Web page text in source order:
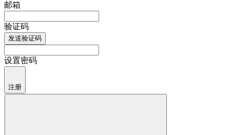
邮箱
验证码
发送验证码
设置密码
注册